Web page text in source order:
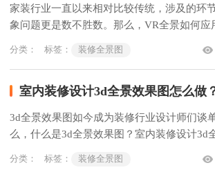
家装行业一直以来相对比较传统，涉及的环
象问题更是数不胜数。那么，VR全景如何应
分类： 标签： 装修全景图
室内装修设计3d全景效果图怎么做
3d全景效果图如今成为装修行业设计师们谈
么，什么是3d全景效果图？室内装修设计3d
分类： 标签： 装修全景图